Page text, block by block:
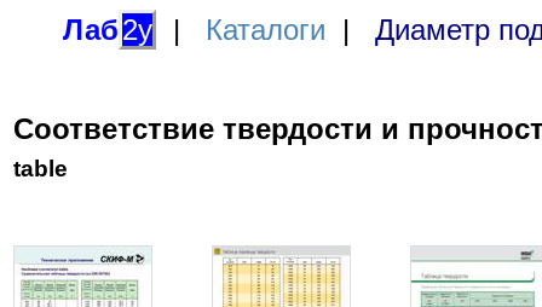
Лаб2у | Каталоги | Диаметр
Соответствие твердости и
table